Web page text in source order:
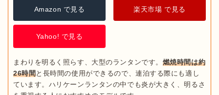
Amazon で見る 楽天市場 で見る
Yahoo! で見る
まわりを明るく照らす、大型のランタンです。 燃焼時間は約
26時間と長時間の使用ができるので、連泊する際にも適し
ています。ハリケーンランタンの中でも炎が大きく、明るさ